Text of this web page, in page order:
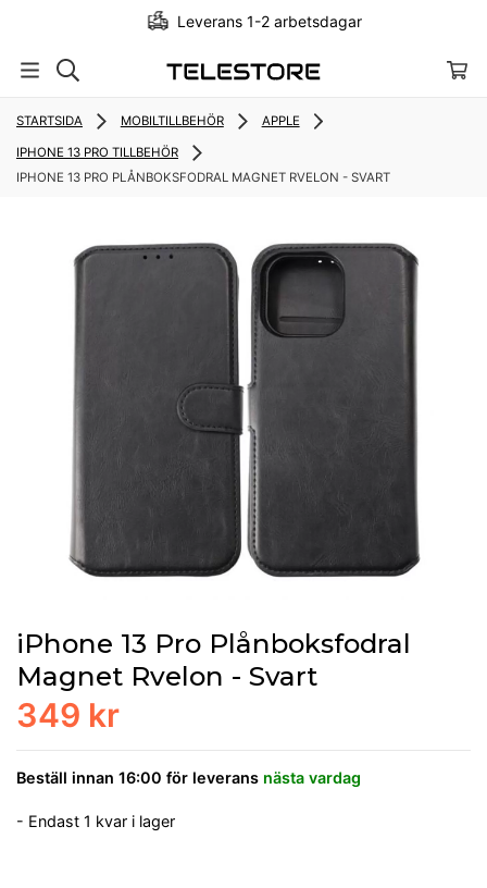
Leverans 1-2 arbetsdagar
STARTSIDA MOBILTILLBEHÖR APPLE
IPHONE 13 PRO TILLBEHÖR
IPHONE 13 PRO PLÅNBOKSFODRAL MAGNET RVELON - SVART
iPhone 13 Pro Plånboksfodral
Magnet Rvelon - Svart
349 kr
Beställ innan 16:00 för leverans nästa vardag
- Endast 1 kvar i lager